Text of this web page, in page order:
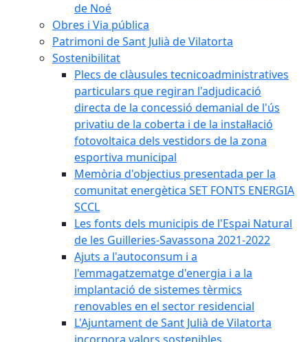
de Noé
Obres i Via pública
Patrimoni de Sant Julià de Vilatorta
Sostenibilitat
Plecs de clàusules tecnicoadministratives
particulars que regiran l'adjudicació
directa de la concessió demanial de l'ús
privatiu de la coberta i de la instal·lació
fotovoltaica dels vestidors de la zona
esportiva municipal
Memòria d'objectius presentada per la
comunitat energètica SET FONTS ENERGIA
SCCL
Les fonts dels municipis de l'Espai Natural
de les Guilleries-Savassona 2021-2022
Ajuts a l'autoconsum i a
l'emmagatzematge d'energia i a la
implantació de sistemes tèrmics
renovables en el sector residencial
L'Ajuntament de Sant Julià de Vilatorta